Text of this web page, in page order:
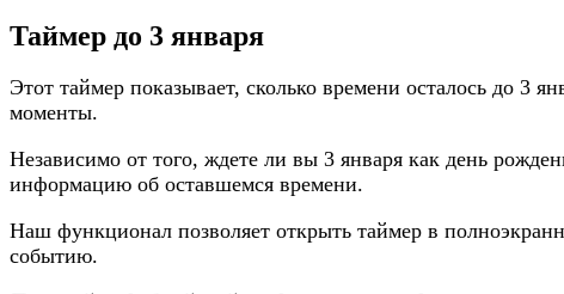
Таймер до 3 января
Этот таймер показывает, сколько времени осталось до 3
моменты.
Независимо от того, ждете ли вы 3 января как день
информацию об оставшемся времени.
Наш функционал позволяет открыть таймер в
событию.